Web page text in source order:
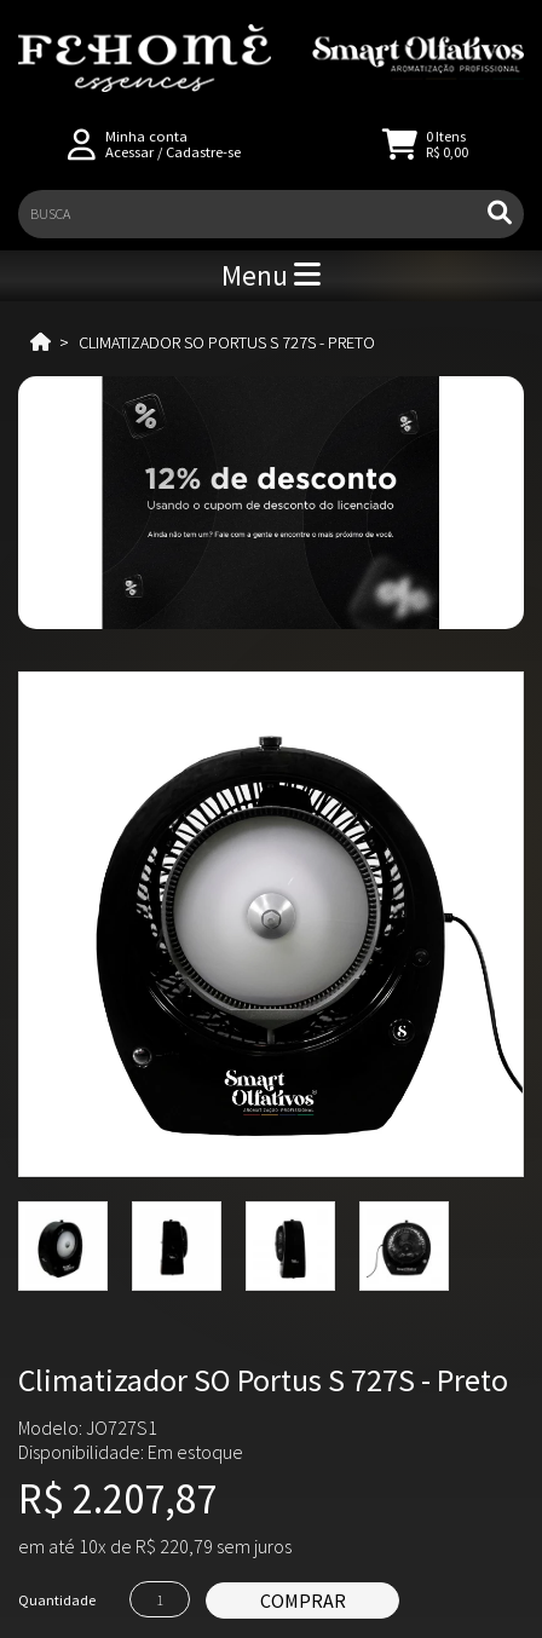
Minha conta
Acessar/ Cadastre-se
0Itens
R$ 0,00
Menu
CLIMATIZADOR SO PORTUS S 727S - PRETO
Climatizador SO Portus S 727S - Preto
Modelo: JO727S1
Disponibilidade: Em estoque
R$ 2.207,87
em até 10x de R$ 220,79 sem juros
Quantidade COMPRAR